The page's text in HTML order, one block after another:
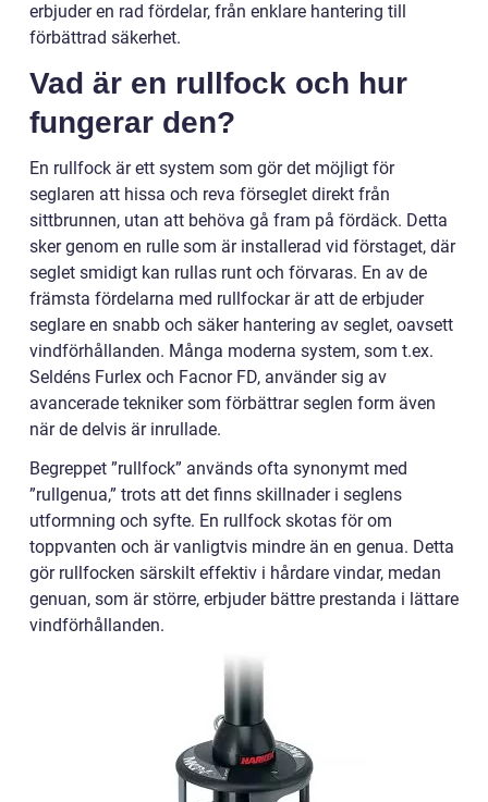
erbjuder en rad fördelar, från enklare hantering till
förbättrad säkerhet.
Vad är en rullfock och hur
fungerar den?
En rullfock är ett system som gör det möjligt för
seglaren att hissa och reva förseglet direkt från
sittbrunnen, utan att behöva gå fram på fördäck. Detta
sker genom en rulle som är installerad vid förstaget, där
seglet smidigt kan rullas runt och förvaras. En av de
främsta fördelarna med rullfockar är att de erbjuder
seglare en snabb och säker hantering av seglet, oavsett
vindförhållanden. Många moderna system, som t.ex.
Seldéns Furlex och Facnor FD, använder sig av
avancerade tekniker som förbättrar seglen form även
när de delvis är inrullade.
Begreppet ”rullfock” används ofta synonymt med
”rullgenua,” trots att det finns skillnader i seglens
utformning och syfte. En rullfock skotas för om
toppvanten och är vanligtvis mindre än en genua. Detta
gör rullfocken särskilt effektiv i hårdare vindar, medan
genuan, som är större, erbjuder bättre prestanda i lättare
vindförhållanden.